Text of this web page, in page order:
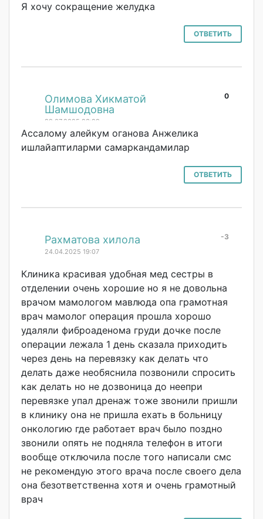
Я хочу сокращение желудка
ОТВЕТИТЬ
0
Олимова Хикматой
Шамшодовна
29.07.2025 23:29
Ассалому алейкум оганова Анжелика
ишлайаптиларми самаркандамилар
ОТВЕТИТЬ
-3
Рахматова хилола
24.04.2025 19:07
Клиника красивая удобная мед сестры в
отделении очень хорошие но я не довольна
врачом мамологом мавлюда опа грамотная
врач мамолог операция прошла хорошо
удаляли фиброаденома груди дочке после
операции лежала 1 день сказала приходить
через день на перевязку как делать что
делать даже необяснила позвонили спросить
как делать но не дозвоница до неепри
перевязке упал дренаж тоже звонили пришли
в клинику она не пришла ехать в больницу
онкологию где работает врач было поздно
звонили опять не подняла телефон в итоги
вообще отключила после того написали смс
не рекомендую этого врача после своего дела
она безответственна хотя и очень грамотный
врач